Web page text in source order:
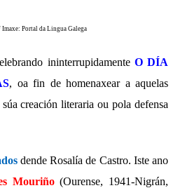
Imaxe: Portal da Lingua Galega
ininterrupidamente O DÍA
, oa fin de homenaxear a aquelas
creación literaria ou pola defensa
dende Rosalía de Castro. Iste ano
Mouriño(Ourense, 1941-Nigrán,